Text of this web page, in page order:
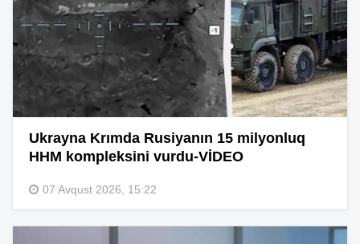
Ukrayna Krımda Rusiyanın 15 milyonluq
HHM kompleksini vurdu-VİDEO
07 Avqust 2026, 15:22